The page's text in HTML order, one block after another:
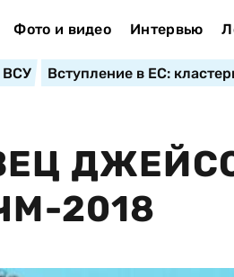
Фото и видео Интервью
ВСУ Вступление в ЕС:
2018